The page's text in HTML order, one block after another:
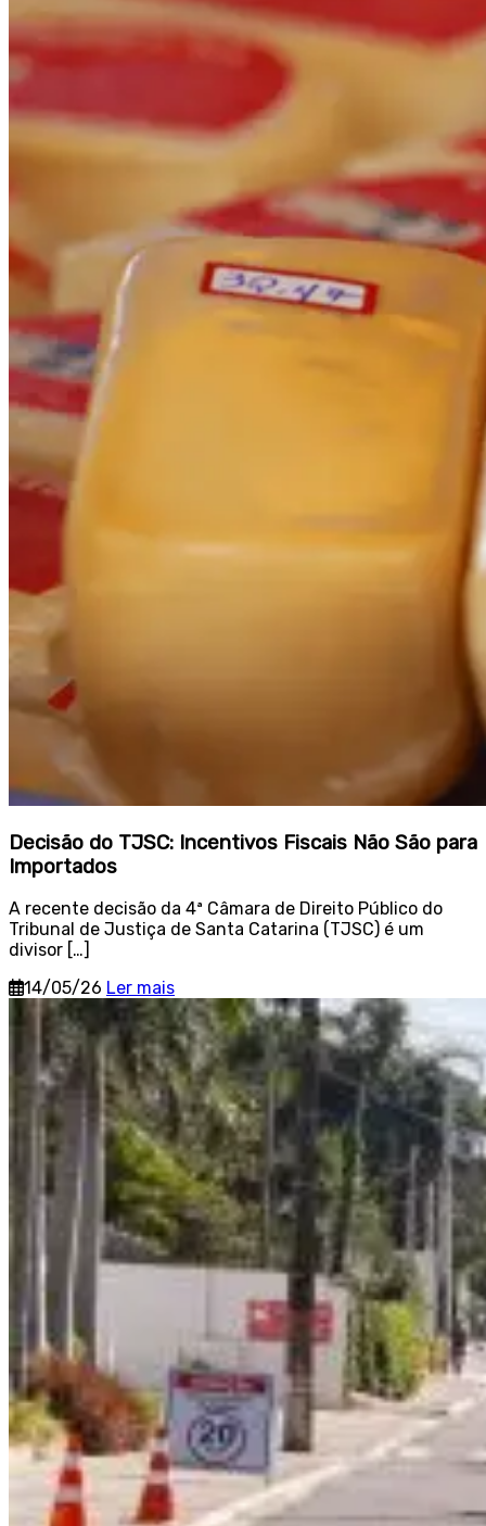
Decisão do TJSC: Incentivos Fiscais Não São para
Importados
A recente decisão da 4ª Câmara de Direito Público do
Tribunal de Justiça de Santa Catarina (TJSC) é um
divisor […]
14/05/26 Ler mais